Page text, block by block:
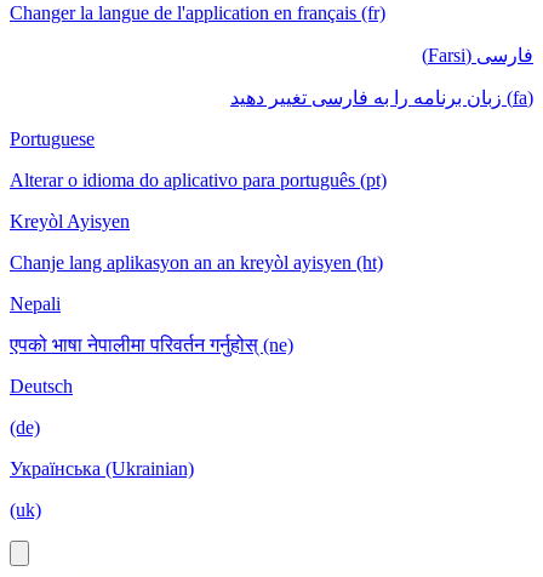
Changer la langue de l'application en français (fr)
فارسی (Farsi)
(fa) زبان برنامه را به فارسی تغییر دهید
Portuguese
Alterar o idioma do aplicativo para português (pt)
Kreyòl Ayisyen
Chanje lang aplikasyon an an kreyòl ayisyen (ht)
Nepali
एपको भाषा नेपालीमा परिवर्तन गर्नुहोस् (ne)
Deutsch
(de)
Українська (Ukrainian)
(uk)